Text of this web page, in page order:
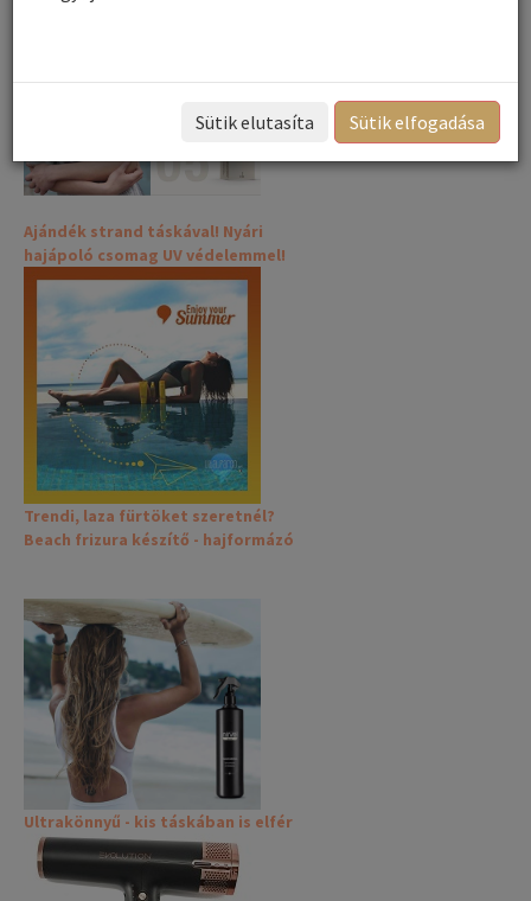
Ajándék strand táskával! Nyári
hajápoló csomag UV védelemmel!
Trendi, laza fürtöket szeretnél?
Beach frizura készítő - hajformázó
Ultrakönnyű - kis táskában is elfér
Sütik elutasíta Sütik elfogadása